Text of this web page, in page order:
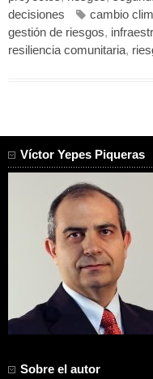
decisiones
cambio
gestión de riesgos,
resiliencia comunitaria,
Víctor Yepes Piqueras
Sobre el autor